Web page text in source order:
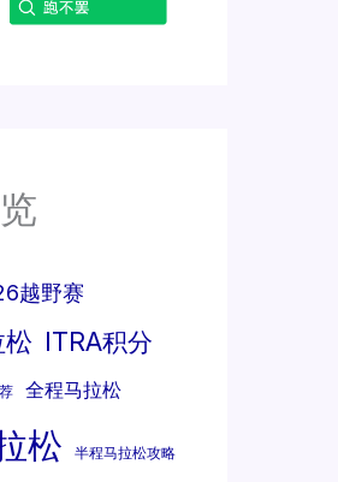
越野赛
ITRA积分
全程马拉松
松 半程马拉松攻略